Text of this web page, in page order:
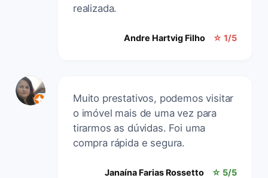
realizada.
Andre Hartvig Filho ☆ 1/5
Muito prestativos, podemos visitar
o imóvel mais de uma vez para
tirarmos as dúvidas. Foi uma
compra rápida e segura.
Janaína Farias Rossetto ☆ 5/5